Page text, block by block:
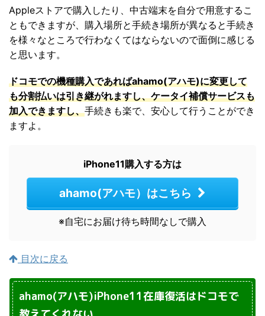
Appleストアで購入したり、中古端末を自分で用意するこ
ともできますが、購入場所と手続き場所が異なると手続き
を様々なところで行わなくてはならないので面倒に感じる
と思います。
ドコモでの機種購入であればahamo(アハモ)に変更して
も分割払いは引き継がれますし、ケータイ補償サービスも
加入できますし、手続きも楽で、安心して行うことができ
ますよ。
iPhone11購入する方は
ahamo(アハモ）はこちら
※自宅にお届け待ち時間なしで購入
目次に戻る
ahamo(アハモ)iPhone11在庫復活はドコモで